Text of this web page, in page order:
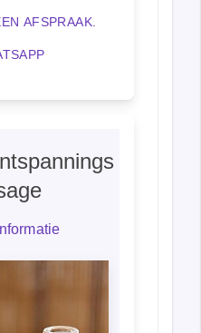
AFSPRAAK.